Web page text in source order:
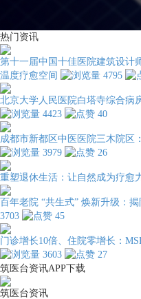
热门资讯
第十一届中国十佳医院建筑设计
温度疗愈空间
4795
北京大学人民医院白塔寺综合病
4423
40
成都市新都区中医医院三木院区
3979
26
重塑退休生活：让自然成为疗愈
百年老院 “共生式” 焕新升级：
3703
45
门诊增长10倍、住院零增长：
3603
27
筑医台资讯APP下载
筑医台资讯